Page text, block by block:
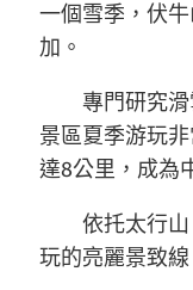
一個雪季，伏
加。
專門研究
景區夏季游玩
達8公里，成為
依托太行
玩的亮麗景致線